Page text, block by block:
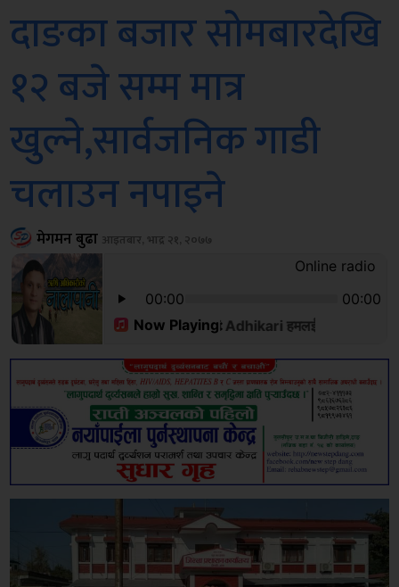
दाङका बजार सोमबारदेखि
१२ बजे सम्म मात्र
खुल्ने,सार्वजनिक गाडी
चलाउन नपाइने
मेगमन बुढा आइतबार, भाद्र २१, २०७७